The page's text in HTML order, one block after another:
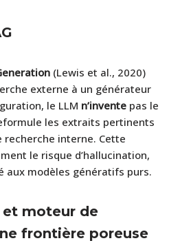
(Lewis et al., 2020)
externe à un générateur
le LLM n’invente pas le
les extraits pertinents
recherche interne. Cette
le risque d’hallucination,
aux modèles génératifs purs.
et moteur de
frontière poreuse